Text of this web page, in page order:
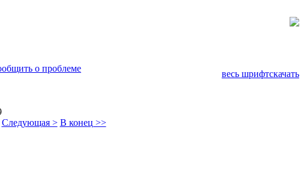
о проблеме
весь шрифтскачать
Следующая > В конец >>